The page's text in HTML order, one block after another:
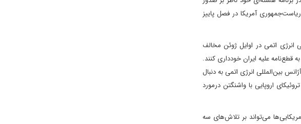
آمریکا در فصل پاییز
انرژی اتمی در اوایل ژوئن مخالف
قطع‌نامه علیه ایران خودداری کنند.
بین‌المللی انرژی اتمی به دنبال
اروپایی با واشنگتن درمورد
می‌تواند بر تلاش‌های سه